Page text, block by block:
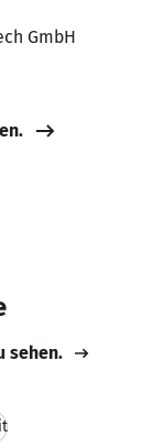
GmbH
sehen.